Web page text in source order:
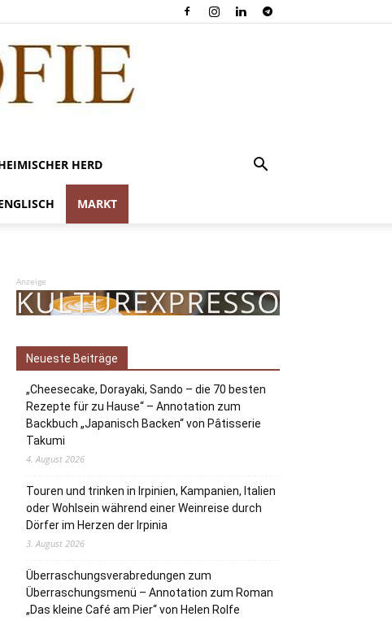
HERD
MARKT
Anzeige
Neueste Beiträge
„Cheesecake, Dorayaki, Sando – die 70 besten
Rezepte für zu Hause“ – Annotation zum
Backbuch „Japanisch Backen“ von Pâtisserie
Takumi
4. August 2026
Touren und trinken in Irpinien, Kampanien, Italien
oder Wohlsein während einer Weinreise durch
Dörfer im Herzen der Irpinia
3. August 2026
Überraschungsverabredungen zum
Überraschungsmenü – Annotation zum Roman
„Das kleine Café am Pier“ von Helen Rolfe